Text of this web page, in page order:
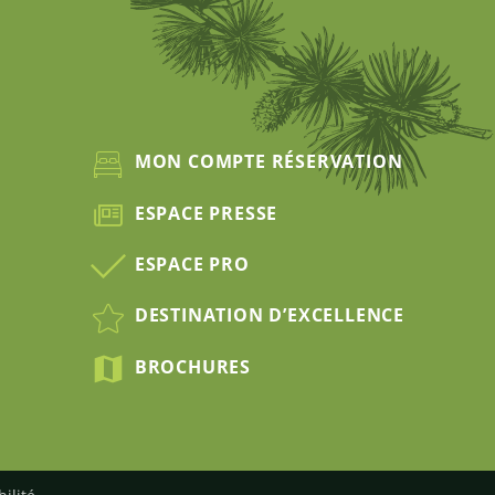
MON COMPTE RÉSERVATION
ESPACE PRESSE
ESPACE PRO
DESTINATION D’EXCELLENCE
BROCHURES